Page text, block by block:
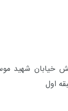
اول